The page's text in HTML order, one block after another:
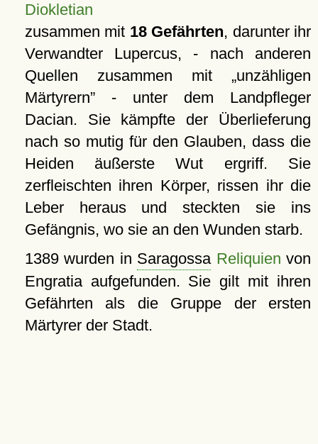
Diokletian
zusammen mit 18 Gefährten, darunter ihr
Verwandter Lupercus, - nach anderen
Quellen zusammen mit
unzähligen
Märtyrern - unter dem Landpfleger
Dacian. Sie kämpfte der Überlieferung
nach so mutig für den Glauben, dass die
Heiden äußerste Wut ergriff. Sie
zerfleischten ihren Körper, rissen ihr die
Leber heraus und steckten sie ins
Gefängnis, wo sie an den Wunden starb.
1389 wurden in Saragossa Reliquien von
Engratia aufgefunden. Sie gilt mit ihren
Gefährten als die Gruppe der ersten
Märtyrer der Stadt.